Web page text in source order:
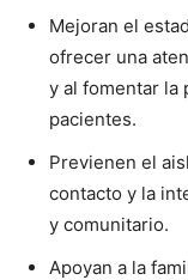
Mejoran el
ofrecer una
y al fomentar la
pacientes.
Previenen el
contacto y la
y comunitario.
Apoyan a la